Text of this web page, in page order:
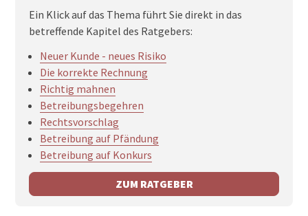
Ein Klick auf das Thema führt Sie direkt in das
betreffende Kapitel des Ratgebers:
Neuer Kunde - neues Risiko
Die korrekte Rechnung
Richtig mahnen
Betreibungsbegehren
Rechtsvorschlag
Betreibung auf Pfändung
Betreibung auf Konkurs
ZUM RATGEBER